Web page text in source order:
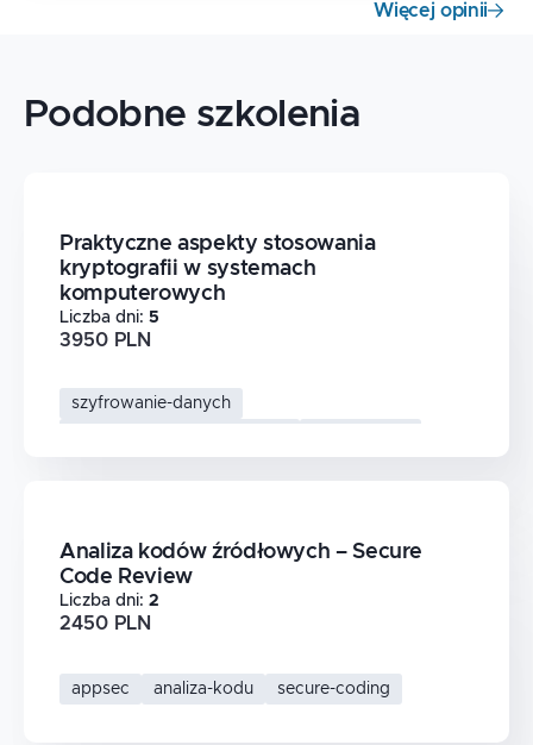
Więcej opinii
Podobne szkolenia
Praktyczne aspekty stosowania
kryptografii w systemach
komputerowych
Liczba dni: 5
3950 PLN
szyfrowanie-danych
Analiza kodów źródłowych – Secure
Code Review
Liczba dni: 2
2450 PLN
appsec analiza-kodu secure-coding